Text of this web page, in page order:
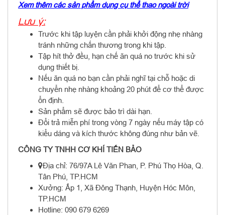
Xem thêm các sản phẩm dụng cụ thể thao ngoài trời
Lưu ý:
Trước khi tập luyện cần phải khởi động nhẹ nhàng
tránh những chấn thương trong khi tập.
Tập hít thở đều, hạn chế ăn quá no trước khi sử
dụng thiết bị.
Nếu ăn quá no bạn cần phải nghĩ tại chỗ hoặc di
chuyển nhẹ nhàng khoảng 20 phút để cơ thể được
ổn định.
Sản phẩm sẽ được bảo trì dài hạn.
Đổi trả miễn phí trong vòng 7 ngày nếu máy tập có
kiểu dáng và kích thước không đúng như bản vẽ.
CÔNG TY TNHH CƠ KHÍ TIẾN BẢO
Địa chỉ: 76/97A Lê Văn Phan, P. Phú Thọ Hòa, Q.
Tân Phú, TP.HCM
Xưởng: Ấp 1, Xã Đông Thạnh, Huyện Hóc Môn,
TP.HCM
Hotline: 090 679 6269